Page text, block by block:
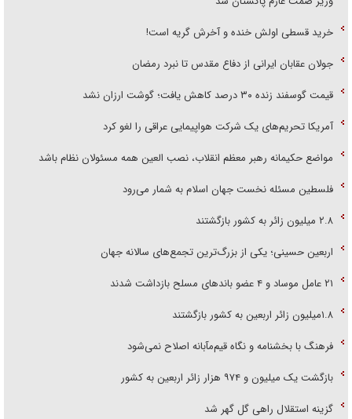
خرید قسطی اولش خنده و آخرش گریه است!
جولان عقابان ایرانی از دفاع مقدس تا نبرد رمضان
قیمت گوسفند زنده ۳۰ درصد کاهش یافت؛ گوشت ارزان نشد
آمریکا تحریم‌های یک شرکت هواپیمایی عراقی را لغو کرد
مواضع حکیمانه رهبر معظم انقلاب، نصب العین همه مسئولان نظام باشد
فلسطین مسئله نخست جهان اسلام به شمار می‌رود
۲.۸ میلیون زائر به کشور بازگشتند
اربعین حسینی؛ یکی از بزرگ‌ترین تجمع‌های سالانه جهان
۲۱ عامل موساد و ۴ عضو باند‌های مسلح بازداشت شدند
۱.۸میلیون زائر اربعین به کشور بازگشتند
فرهنگ با بخشنامه و نگاه قیم‌مآبانه اصلاح نمی‌شود
بازگشت یک میلیون و ۹۷۴ هزار زائر اربعین به کشور
گزینه استقلال راهی گل گهر شد